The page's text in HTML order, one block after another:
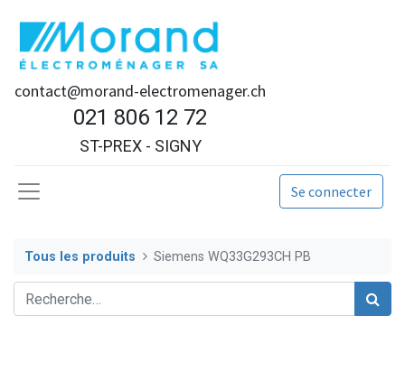
contact@morand-electromenager.ch
021 806 12 72
ST-PREX - SIGNY
Se connecter
Tous les produits Siemens WQ33G293CH PB